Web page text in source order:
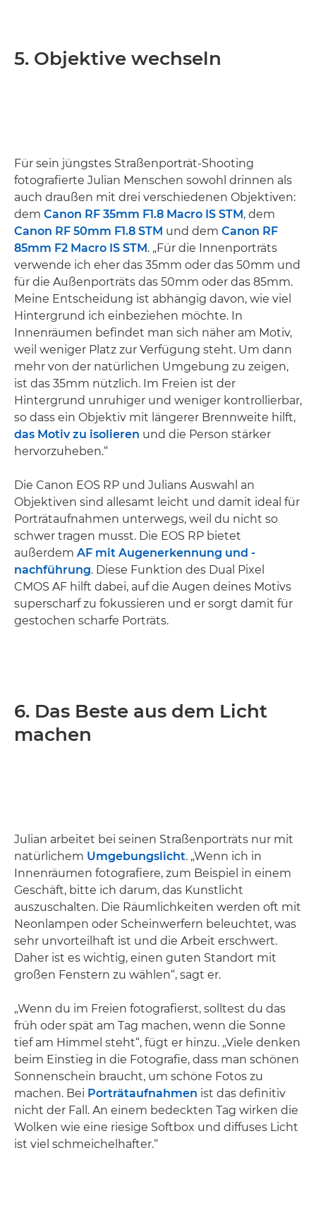
5. Objektive wechseln
Für sein jüngstes Straßenporträt-Shooting
fotografierte Julian Menschen sowohl drinnen als
auch draußen mit drei verschiedenen Objektiven:
dem Canon RF 35mm F1.8 Macro IS STM, dem
Canon RF 50mm F1.8 STM und dem Canon RF
85mm F2 Macro IS STM. „Für die Innenporträts
verwende ich eher das 35mm oder das 50mm und
für die Außenporträts das 50mm oder das 85mm.
Meine Entscheidung ist abhängig davon, wie viel
Hintergrund ich einbeziehen möchte. In
Innenräumen befindet man sich näher am Motiv,
weil weniger Platz zur Verfügung steht. Um dann
mehr von der natürlichen Umgebung zu zeigen,
ist das 35mm nützlich. Im Freien ist der
Hintergrund unruhiger und weniger kontrollierbar,
so dass ein Objektiv mit längerer Brennweite hilft,
das Motiv zu isolieren und die Person stärker
hervorzuheben.“
Die Canon EOS RP und Julians Auswahl an
Objektiven sind allesamt leicht und damit ideal für
Porträtaufnahmen unterwegs, weil du nicht so
schwer tragen musst. Die EOS RP bietet
außerdem AF mit Augenerkennung und -
nachführung. Diese Funktion des Dual Pixel
CMOS AF hilft dabei, auf die Augen deines Motivs
superscharf zu fokussieren und er sorgt damit für
gestochen scharfe Porträts.
6. Das Beste aus dem Licht
machen
Julian arbeitet bei seinen Straßenporträts nur mit
natürlichem Umgebungslicht. „Wenn ich in
Innenräumen fotografiere, zum Beispiel in einem
Geschäft, bitte ich darum, das Kunstlicht
auszuschalten. Die Räumlichkeiten werden oft mit
Neonlampen oder Scheinwerfern beleuchtet, was
sehr unvorteilhaft ist und die Arbeit erschwert.
Daher ist es wichtig, einen guten Standort mit
großen Fenstern zu wählen“, sagt er.
„Wenn du im Freien fotografierst, solltest du das
früh oder spät am Tag machen, wenn die Sonne
tief am Himmel steht“, fügt er hinzu. „Viele denken
beim Einstieg in die Fotografie, dass man schönen
Sonnenschein braucht, um schöne Fotos zu
machen. Bei Porträtaufnahmen ist das definitiv
nicht der Fall. An einem bedeckten Tag wirken die
Wolken wie eine riesige Softbox und diffuses Licht
ist viel schmeichelhafter.“